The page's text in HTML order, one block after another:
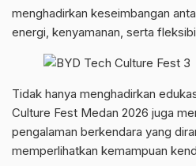
menghadirkan keseimbangan
energi, kenyamanan, serta
Tidak hanya menghadirkan
Culture Fest Medan 2026 juga
pengalaman berkendara yang
memperlihatkan kemampuan